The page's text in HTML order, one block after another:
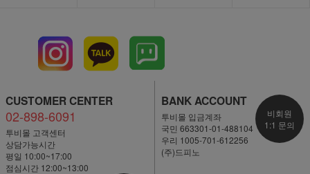
CUSTOMER CENTER
02-898-6091
투비몰 고객센터
상담가능시간
평일 10:00~17:00
점심시간 12:00~13:00
BANK ACCOUNT
투비몰 입금계좌
국민 663301-01-488104
우리 1005-701-612256
(주)드피노
비회원
1:1 문의